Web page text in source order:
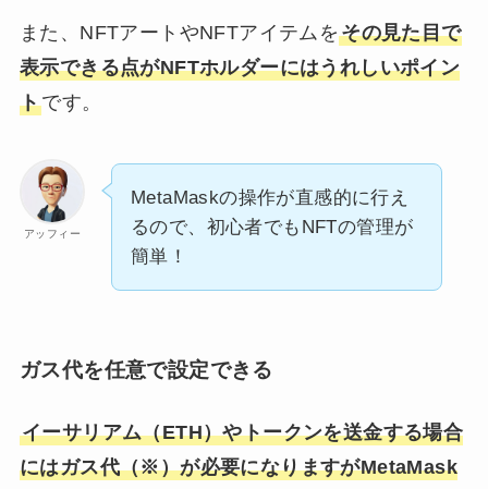
また、NFTアートやNFTアイテムをその見た目で
表示できる点がNFTホルダーにはうれしいポイン
トです。
アッフィー
MetaMaskの操作が直感的に行え
るので、初心者でもNFTの管理が
簡単！
ガス代を任意で設定できる
イーサリアム（ETH）やトークンを送金する場合
にはガス代（※）が必要になりますがMetaMask